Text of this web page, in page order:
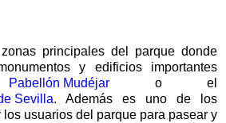
principales del parque donde
y edificios importantes
Pabellón Mudéjar o el
Sevilla. Además es uno de los
los usuarios del parque para pasear y